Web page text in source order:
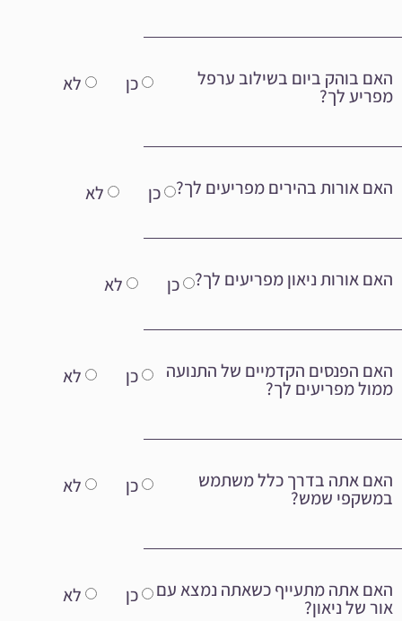
האם בוהק ביום בשילוב ערפל
מפריע לך?
כן לא
האם אורות בהירים מפריעים לך? כן לא
האם אורות ניאון מפריעים לך? כן לא
האם הפנסים הקדמיים של התנועה
ממול מפריעים לך?
כן לא
האם אתה בדרך כלל משתמש
במשקפי שמש?
כן לא
האם אתה מתעייף כשאתה נמצא עם
אור של ניאון?
כן לא